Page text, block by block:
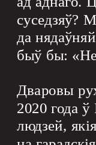
суседзяў?
да
быў бы:
Дваровы
2020 года ў
людзей,